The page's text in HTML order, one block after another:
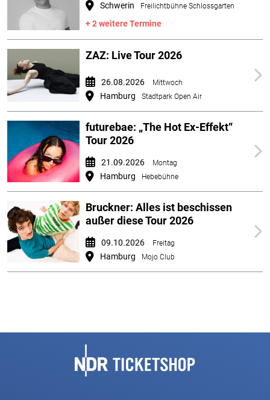
Schwerin Freilichtbühne Schlossgarten
+ 2 weitere Termine
ZAZ: Live Tour 2026
26.08.2026 Mittwoch
Hamburg Stadtpark Open Air
futurebae: „The Hot Ex-Effekt“
Tour 2026
21.09.2026 Montag
Hamburg Hebebühne
Bruckner: Alles ist beschissen
außer diese Tour 2026
09.10.2026 Freitag
Hamburg Mojo Club